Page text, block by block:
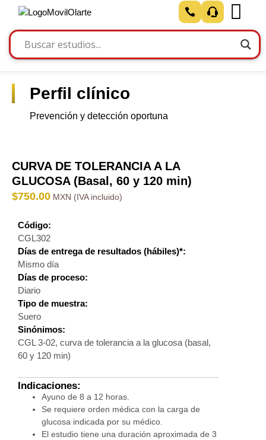
Perfil clínico
Prevención y detección oportuna
CURVA DE TOLERANCIA A LA
GLUCOSA (Basal, 60 y 120 min)
$750.00
Código:
CGL302
Días de entrega de resultados (hábiles)*:
Mismo día
Días de proceso:
Diario
Tipo de muestra:
Suero
Sinónimos:
CGL 3-02, curva de tolerancia a la glucosa (basal,
60 y 120 min)
Indicaciones:
Ayuno de 8 a 12 horas.
Se requiere orden médica con la carga de
glucosa indicada por su médico.
El estudio tiene una duración aproximada de 3